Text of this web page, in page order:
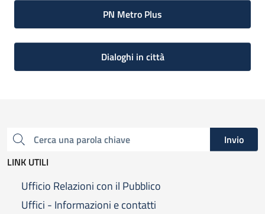
PN Metro Plus
Dialoghi in città
Cerca una parola chiave
Invio
LINK UTILI
Ufficio Relazioni con il Pubblico
Uffici - Informazioni e contatti